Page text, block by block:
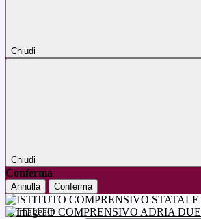
Chiudi
Chiudi
Conferma
Annulla Conferma
ISTITUTO COMPRENSIVO ADRIA DUE